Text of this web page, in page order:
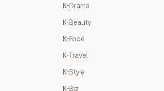
K-Drama
K-Beauty
K-Food
K-Travel
K-Style
K-Biz